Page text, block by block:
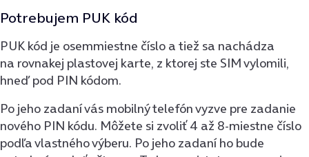
Potrebujem PUK kód
PUK kód je osemmiestne číslo a tiež sa nachádza
na rovnakej plastovej karte, z ktorej ste SIM vylomili,
hneď pod PIN kódom.
Po jeho zadaní vás mobilný telefón vyzve pre zadanie
nového PIN kódu. Môžete si zvoliť 4 až 8-miestne číslo
podľa vlastného výberu. Po jeho zadaní ho bude